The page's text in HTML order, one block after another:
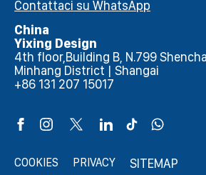
Contattaci su WhatsApp
China
Yixing Design
4th floor,Building B, N.799
Minhang District | Shangai
+86 131 207 15017
COOKIES PRIVACY SITEMAP